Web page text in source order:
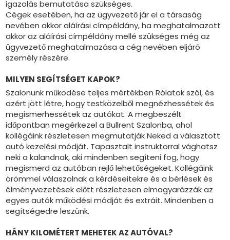
igazolás bemutatása szükséges.
Cégek esetében, ha az ügyvezető jár el a társaság
nevében akkor aláírási címpéldány, ha meghatalmazott
akkor az aláírási címpéldány mellé szükséges még az
ügyvezető meghatalmazása a cég nevében eljáró
személy részére.
MILYEN SEGÍTSÉGET KAPOK?
Szalonunk működése teljes mértékben Rólatok szól, és
azért jött létre, hogy testközelből megnézhessétek és
megismerhessétek az autókat. A megbeszélt
időpontban megérkezel a Bullrent Szalonba, ahol
kollégáink részletesen megmutatják Neked a választott
autó kezelési módját. Tapasztalt instruktorral vághatsz
neki a kalandnak, aki mindenben segíteni fog, hogy
megismerd az autóban rejlő lehetőségeket. Kollégáink
örömmel válaszolnak a kérdéseitekre és a bérlések és
élményvezetések előtt részletesen elmagyarázzák az
egyes autók működési módját és extráit. Mindenben a
segítségedre leszünk.
HÁNY KILOMÉTERT MEHETEK AZ AUTÓVAL?